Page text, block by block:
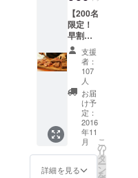
めの
29ON』
会員の
方は無
料で受
けられ
るセミ
ナーと
なりま
す。 ■
経営者
や経営
者を目
指す方
セミ
度ご来
店いた
だくこ
とがで
きま
す。
（CAM
PFIRE
限定で
の募集
です）
・リ
ターン1
個につ
き1名ま
でのご
【200名
限定！
早割価
格】
『経営
者のた
めの
29ON』
永年会
員権 ■
年会費
のかか
らない
『経営
者のた
支援
者：
107
人
お届
け予
定：
2016
年11
月
詳細を見る
こ
の
リ
タ
ー
ン
を